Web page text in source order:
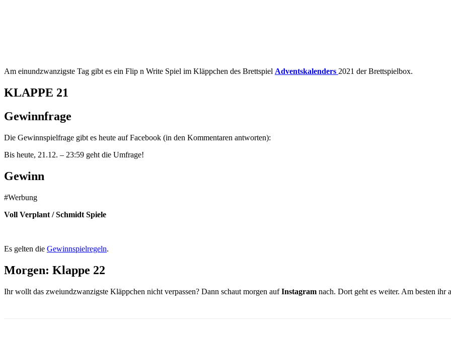
Am einundzwanzigste Tag gibt es ein Flip n Write Spiel im Kläppchen des Brettspiel Adventskalenders 2021 der Brettspielbox.
KLAPPE 21
Gewinnfrage
Die Gewinnspielfrage gibt es heute auf Facebook (in den Kommentaren antworten):
Bis heute, 21.12. – 23:59 geht die Umfrage!
Gewinn
#Werbung
Voll Verplant / Schmidt Spiele
Es gelten die Gewinnspielregeln.
Morgen: Klappe 22
Ihr wollt das zweiundzwanzigste Kläppchen nicht verpassen? Dann schaut morgen aufInstagram nach. Dort geht es weiter. Am besten ihr